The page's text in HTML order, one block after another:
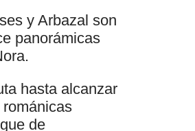
y Arbazal son
panorámicas
hasta alcanzar
de